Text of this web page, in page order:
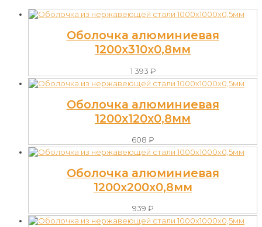
Оболочка алюминиевая
1200х310х0,8мм
1 393 ₽
Оболочка алюминиевая
1200х120х0,8мм
608 ₽
Оболочка алюминиевая
1200х200х0,8мм
939 ₽